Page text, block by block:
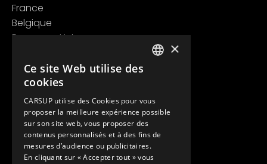
France
Belgique
Royaume Uni
Contact
+33 1 89 47 00 43
contact@carsup.io
Page contact
Découvrir
Nos Conciergeries
×
Ce site Web utilise des
cookies
CARSUP utilise des Cookies pour vous
proposer la meilleure expérience possible
sur son site web, vous proposer des
contenus personnalisés et à des fins de
mesures d’audience ou publicitaires.
En cliquant sur « Accepter tout » vous